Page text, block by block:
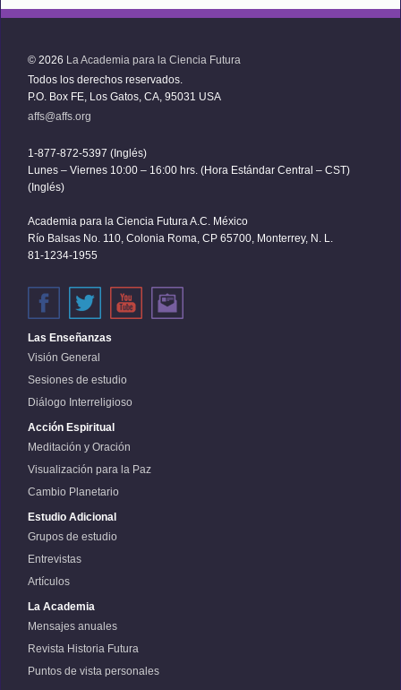
© 2026 La Academia para la Ciencia Futura
Todos los derechos reservados.
P.O. Box FE, Los Gatos, CA, 95031 USA
affs@affs.org
1-877-872-5397 (Inglés)
Lunes – Viernes 10:00 – 16:00 hrs. (Hora Estándar Central – CST)
(Inglés)
Academia para la Ciencia Futura A.C. México
Río Balsas No. 110, Colonia Roma, CP 65700, Monterrey, N. L.
81-1234-1955
Las Enseñanzas
Visión General
Sesiones de estudio
Diálogo Interreligioso
Acción Espiritual
Meditación y Oración
Visualización para la Paz
Cambio Planetario
Estudio Adicional
Grupos de estudio
Entrevistas
Artículos
La Academia
Mensajes anuales
Revista Historia Futura
Puntos de vista personales